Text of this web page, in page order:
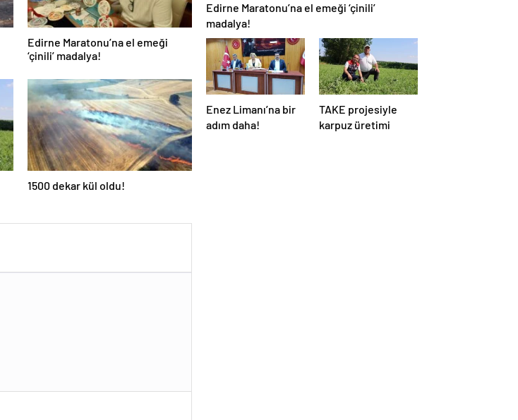
Edirne Maratonu’na el emeği
‘çinili’ madalya!
1500 dekar kül oldu!
Edirne Maratonu’na el emeği ‘çinili’
madalya!
Enez Limanı’na bir
adım daha!
TAKE projesiyle
karpuz üretimi